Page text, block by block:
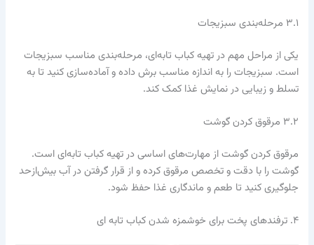
۳.۱ مرحله‌بندی سبزیجات
یکی از مراحل مهم در تهیه کباب تابه‌ای، مرحله‌بندی مناسب سبزیجات
است. سبزیجات را به اندازه مناسب برش داده و آماده‌سازی کنید تا به
تسلط و زیبایی در نمایش غذا کمک کند.
۳.۲ مرقوق کردن گوشت
مرقوق کردن گوشت از مهارت‌های اساسی در تهیه کباب تابه‌ای است.
گوشت را با دقت و تخصص مرقوق کرده و از قرار گرفتن در آب بیش‌از‌حد
جلوگیری کنید تا طعم و ماندگاری غذا حفظ شود.
۴. ترفندهای پخت برای خوشمزه شدن کباب تابه ای